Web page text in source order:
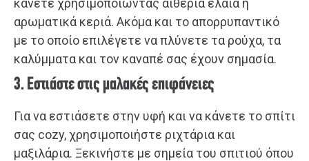
κάνετε χρησιμοποιώντας αιθέρια έλαια ή
αρωματικά κεριά. Ακόμα και το απορρυπαντικό
με το οποίο επιλέγετε να πλύνετε τα ρούχα, τα
καλύμματα και τον καναπέ σας έχουν σημασία.
3. Εστιάστε στις μαλακές επιφάνειες
Για να εστιάσετε στην υφή και να κάνετε το σπίτι
σας cozy, χρησιμοποιήστε ριχτάρια και
μαξιλάρια. Ξεκινήστε με σημεία του σπιτιού όπου